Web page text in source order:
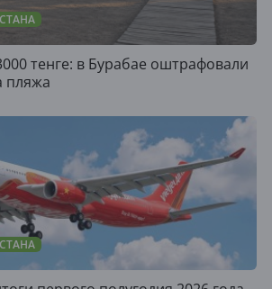
тенге: в Бурабае оштрафовали
пляжа